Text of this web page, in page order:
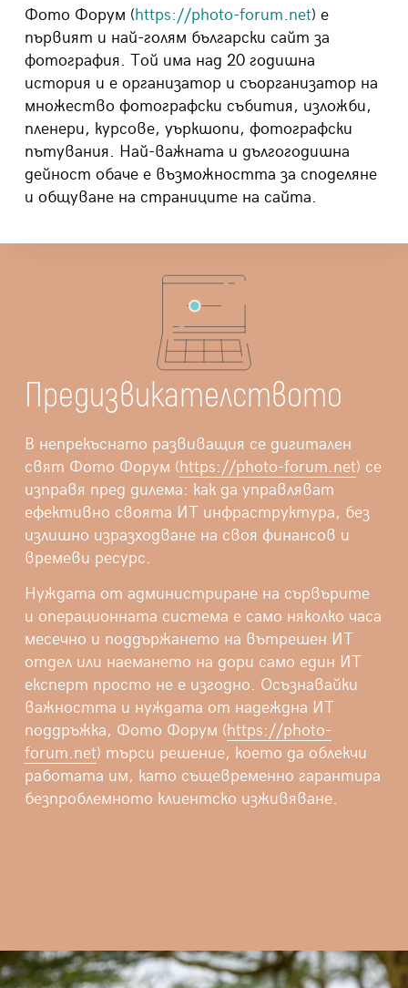
Фото Форум (https://photo-forum.net)е
първият и най-голям български сайт за
фотография . Той има над 20 годишна
история и е организатор и съорганизатор на
множество фотографски събития, изложби,
пленери, курсове,уъркшопи, фотографски
пътувания. Най-важната и дългогодишна
дейност обаче е възможността за споделяне
и общуване на страниците на сайта.
Предизвикателството
В непрекъснато развиващия се дигитален
свят Фото Форум (https://photo-forum.net) се
изправя пред дилема: как да управляват
ефективно своята ИТ инфраструктура, без
излишно изразходване на своя финансов и
времеви ресурс.
Нуждата от администриране на сървърите
и операционната система е само няколко часа
месечно и поддържането на вътрешен ИТ
отдел или наемането на дори само един ИТ
експерт просто не е изгодно. Осъзнавайки
важността и нуждата от надеждна ИТ
поддръжка, Фото Форум (https://photo-
forum.net) търси решение, което да облекчи
работата им, като същевременно гарантира
безпроблемното клиентско изживяване.